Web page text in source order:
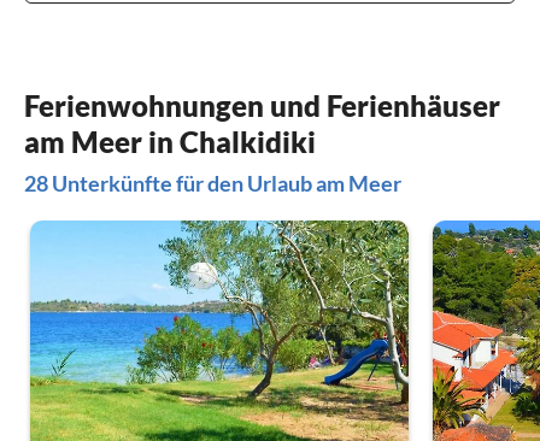
Ferienwohnungen und Ferienhäuser
am Meer in Chalkidiki
28 Unterkünfte für den Urlaub am Meer